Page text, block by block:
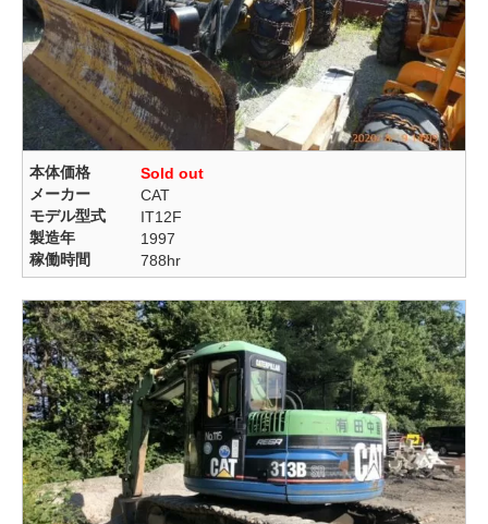
本体価格
Sold out
メーカー
CAT
モデル型式
IT12F
製造年
1997
稼働時間
788hr